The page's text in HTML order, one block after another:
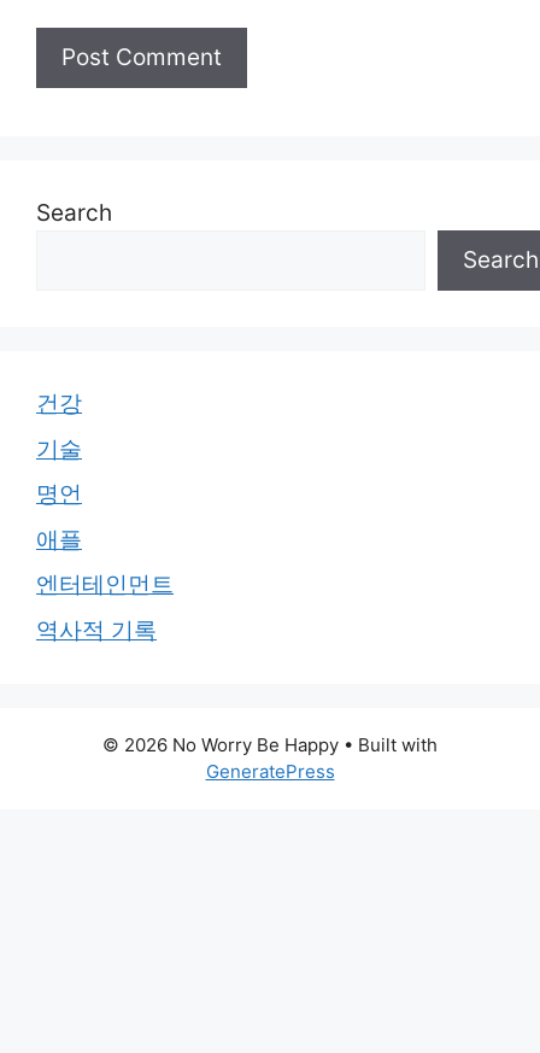
Search
Search
건강
기술
명언
애플
엔터테인먼트
역사적 기록
© 2026 No Worry Be Happy • Built with
GeneratePress